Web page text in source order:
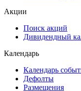
Акции
Поиск акций
Дивидендный
Календарь
Календарь
Дефолты
Размещения